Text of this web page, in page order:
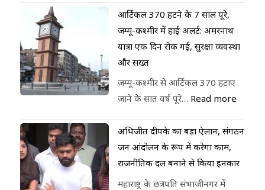
आर्टिकल 370 हटने के 7 साल पूरे,
जम्मू-कश्मीर में हाई अलर्ट: अमरनाथ
यात्रा एक दिन रोकी गई, सुरक्षा व्यवस्था
और सख्त
जम्मू-कश्मीर से आर्टिकल 370 हटाए
जाने के सात वर्ष पूरे… Read more
अभिजीत दीपके का बड़ा ऐलान, संगठन
जन आंदोलन के रूप में करेगा काम,
राजनीतिक दल बनाने से किया इनकार
महाराष्ट्र के छत्रपति संभाजीनगर में